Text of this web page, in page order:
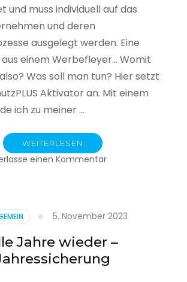
und muss individuell auf das
und deren
ausgelegt werden. Eine
aus einem Werbefleyer… Womit
Was soll man tun? Hier setzt
Aktivator an. Mit einem
ich zu meiner …
WEITERLESEN
einen Kommentarzu
5. November 2023
Jahre wieder –